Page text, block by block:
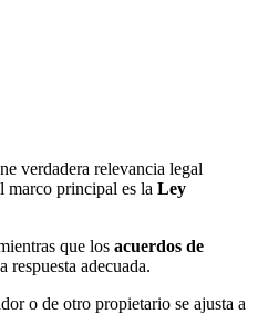
verdadera relevancia legal
marco principal es la Ley
que los acuerdos de
respuesta adecuada.
o de otro propietario se ajusta a